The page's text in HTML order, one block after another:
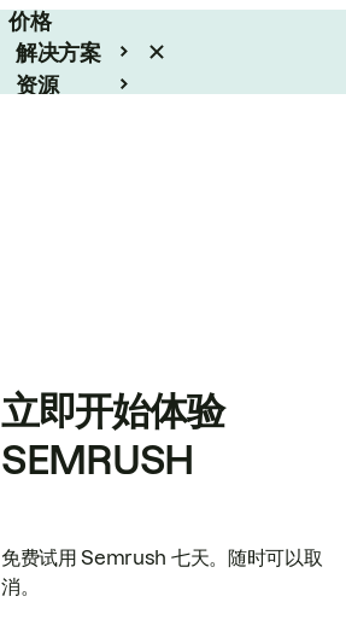
价格
解决方案
资源
立即开始体验
SEMRUSH
免费试用 Semrush 七天。随时可以取
消。